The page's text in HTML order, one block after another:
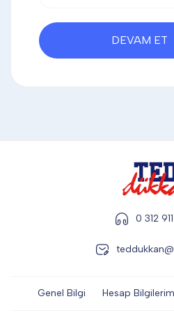
DİĞER
DEVAM ET
0 312
Genel Bilgi Hesap